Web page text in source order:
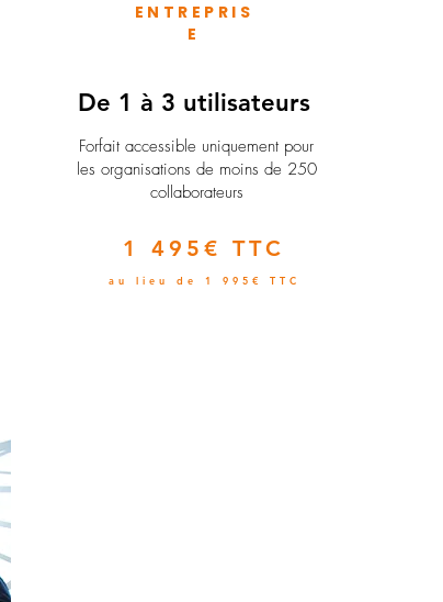
ENTREPRIS
E
De 1 à 3 utilisateurs
Forfait accessible uniquement pour
les organisations de moins de 250
collaborateurs
1 495€ TTC
au lieu de 1 995€ TTC